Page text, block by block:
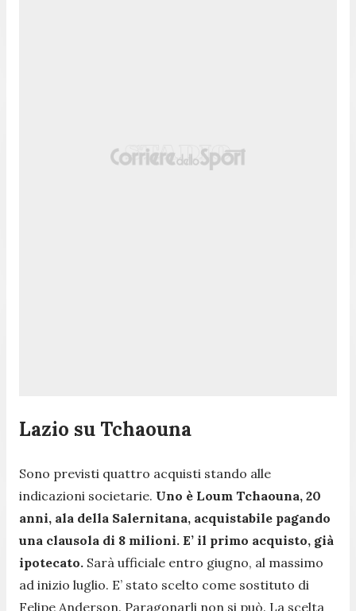
Lazio su Tchaouna
Sono previsti quattro acquisti stando alle
indicazioni societarie. Uno è Loum Tchaouna, 20
anni, ala della Salernitana, acquistabile pagando
una clausola di 8 milioni. E’ il primo acquisto, già
ipotecato. Sarà ufficiale entro giugno, al massimo
ad inizio luglio. E’ stato scelto come sostituto di
Felipe Anderson. Paragonarli non si può. La scelta